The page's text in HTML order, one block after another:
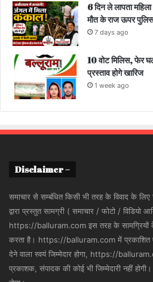
6 दिन ले लापता
मौत के राज ऊपर
7 days ago
10 वोट मिलिस, फेर
प्रस्ताव होगे खारिज
1 week ago
Disclaimer –
समाचार से सम्बंधित किसी भी तरह के विवाद के
द्वारा प्रस्तुत सामग्री ( समाचार / फोटो / विडियो
https://balluram.com इस तरह के सामग्रियों के
करता है। https://balluram.com में प्रकाशित
देने वाला स्वयं जिम्मेदार होगा, https://
प्रकाशक, संपादक की कोई भी जिम्मेदारी नहीं होगी।